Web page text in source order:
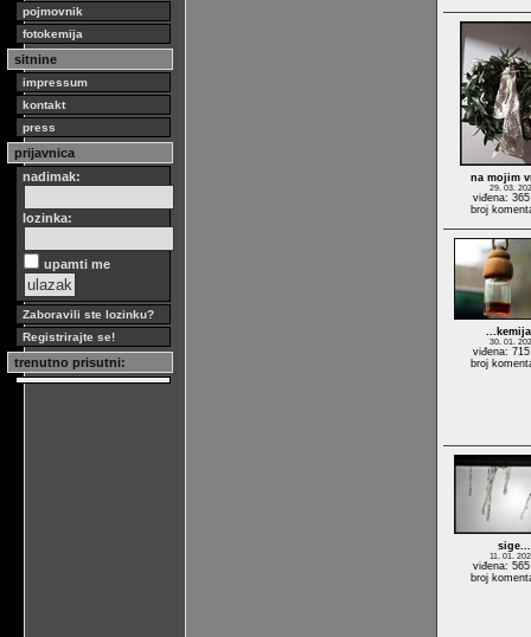
pojmovnik
fotokemija
sitnine
impressum
kontakt
press
prijavnica
nadimak:
lozinka:
upamti me
Zaboravili ste lozinku?
Registrirajte se!
trenutno prisutni:
na mojim
29. 03.
viđena:
broj
30. 01.
viđena:
broj
sige...
11. 01.
viđena:
broj